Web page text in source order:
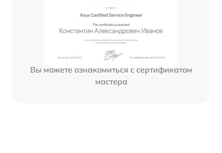
Вы можете ознакомиться с сертификатом
мастера